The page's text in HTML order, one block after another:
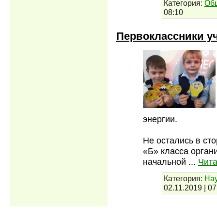
Категория:
08:10
Первоклассники
энергии.
Не остались в
«Б» класса
начальной ...
Категория:
02.11.2019 |